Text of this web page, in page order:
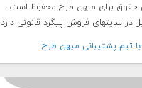
در سایتهای فروش پیگرد قانونی دارد
تيم پشتيبانی ميهن طرح